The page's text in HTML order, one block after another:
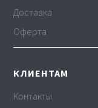
Доставка
Оферта
КЛИЕНТАМ
Контакты